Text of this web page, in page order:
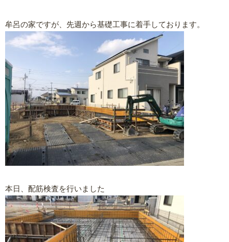
牟呂の家ですが、先週から基礎工事に着手しております。
本日、配筋検査を行いました